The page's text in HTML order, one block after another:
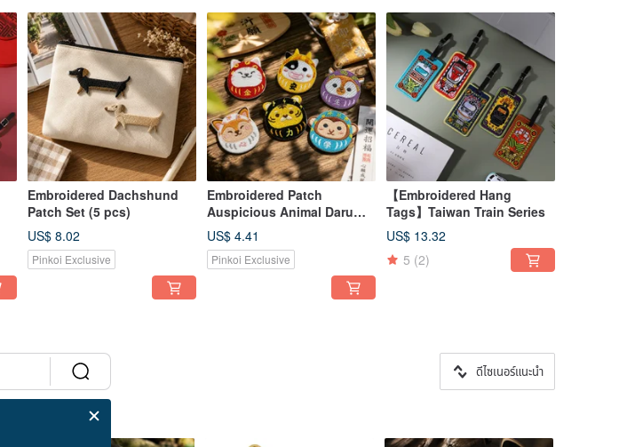
Embroidered Dachshund
Patch Set (5 pcs)
US$ 8.02
Pinkoi Exclusive
Embroidered Patch
Auspicious Animal Daruma
Series (6 Designs)
US$ 4.41
Pinkoi Exclusive
【Embroidered Hang
Tags】Taiwan Train Series
US$ 13.32
5 (2)
ดีไซเนอร์แนะนำ